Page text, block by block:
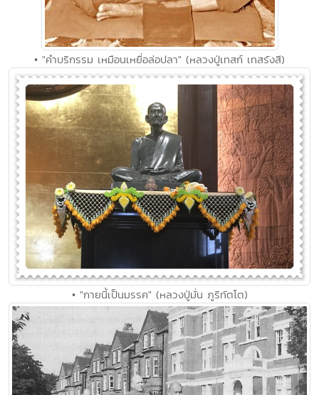
• "คำบริกรรม เหมือนเหยื่อล่อปลา" (หลวงปู่เทสก์ เทสรังสี)
• "กายนี้เป็นมรรค" (หลวงปู่มั่น ภูริทัตโต)